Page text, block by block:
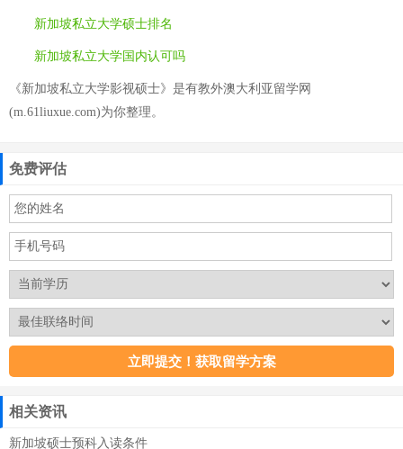
新加坡私立大学硕士排名
新加坡私立大学国内认可吗
《新加坡私立大学影视硕士》是有教外澳大利亚留学网
(m.61liuxue.com)为你整理。
免费评估
相关资讯
新加坡硕士预科入读条件